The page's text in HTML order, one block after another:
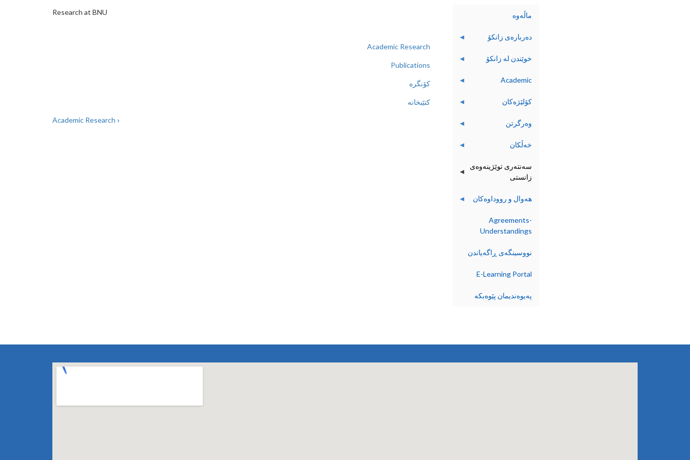
ماڵەوە
ده‌رباره‌ی زانکۆ
خوێندن له‌ زانکۆ
Academic
کۆلێژه‌کان
وه‌رگرتن
خه‌ڵکان
سەنتەری توێژینەوەی
زانستی
هه‌وال و رووداوه‌کان
Agreements-
Understandings
نووسینگەی ڕاگەیاندن
E-Learning Portal
پەیوەندیمان پێوەبکە
Research at BNU
Academic Research
Publications
کۆنگرە
کتێبخانە
Academic Research ›